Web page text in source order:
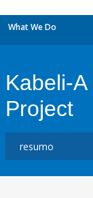
What We Do
Kabeli-
Project